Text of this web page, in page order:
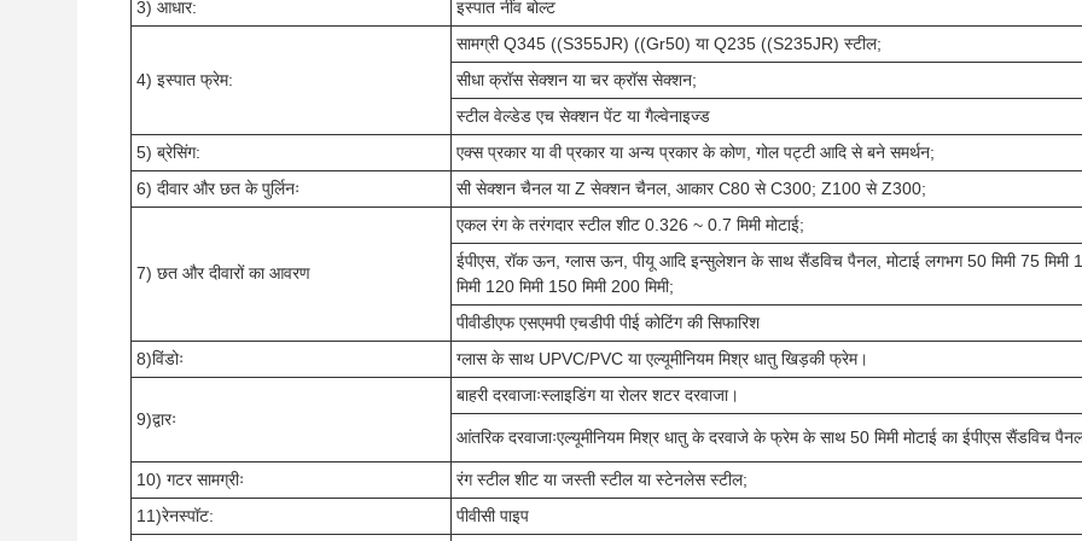
3) आधार:
इस्पात नींव बोल्ट
4) इस्पात फ्रेम:
सामग्री Q345 ((S355JR) ((Gr50) या Q235 ((S235JR) स्टील;
सीधा क्रॉस सेक्शन या चर क्रॉस सेक्शन;
स्टील वेल्डेड एच सेक्शन पेंट या गैल्वेनाइज्ड
5) ब्रेसिंग:
एक्स प्रकार या वी प्रकार या अन्य प्रकार के कोण, गोल पट्टी आदि से बने समर्थन;
6) दीवार और छत के पुर्लिनः
सी सेक्शन चैनल या Z सेक्शन चैनल, आकार C80 से C300; Z100 से Z300;
7) छत और दीवारों का आवरण
एकल रंग के तरंगदार स्टील शीट 0.326 ~ 0.7 मिमी मोटाई;
ईपीएस, रॉक ऊन, ग्लास ऊन, पीयू आदि इन्सुलेशन के साथ सैंडविच पैनल, मोटाई लगभग 50 मिमी 75 मिमी
मिमी 120 मिमी 150 मिमी 200 मिमी;
पीवीडीएफ एसएमपी एचडीपी पीई कोटिंग की सिफारिश
8)विंडोः
ग्लास के साथ UPVC/PVC या एल्यूमीनियम मिश्र धातु खिड़की फ्रेम।
9)द्वारः
बाहरी दरवाजाःस्लाइडिंग या रोलर शटर दरवाजा।
आंतरिक दरवाजाःएल्यूमीनियम मिश्र धातु के दरवाजे के फ्रेम के साथ 50 मिमी मोटाई का ईपीएस सैंडविच
10) गटर सामग्रीः
रंग स्टील शीट या जस्ती स्टील या स्टेनलेस स्टील;
11)रेनस्पॉट:
पीवीसी पाइप